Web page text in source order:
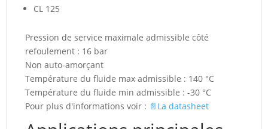
CL 125
Pression de service maximale admissible côté
refoulement : 16 bar
Non auto-amorçant
Température du fluide max admissible : 140 °C
Température du fluide min admissible : -30 °C
Pour plus d'informations voir : 📄La datasheet